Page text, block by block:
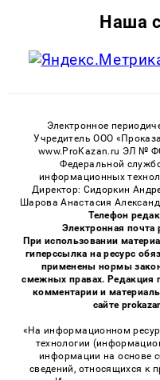
Наша
Электронное
Учредитель ООО
www.ProKazan.ru ЭЛ №
Федеральной
информационных
Директор: Сидоркин
Шарова Анастасия
Телефон
Электронная почта
При использовании
гиперссылка на ресурс
применены нормы
смежных правах. Редакция
комментарии и
сайте
«На информационном
технологии
информации на основе
сведений, относящихся к